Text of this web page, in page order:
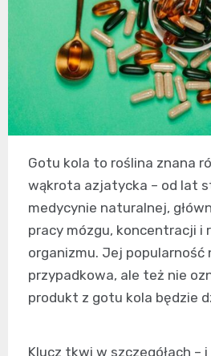
Gotu kola to roślina znana
wąkrota azjatycka – od lat
medycynie naturalnej,
pracy mózgu, koncentracji i
organizmu. Jej popularność
przypadkowa, ale też nie
produkt z gotu kola będzie
Klucz tkwi w szczegółach –